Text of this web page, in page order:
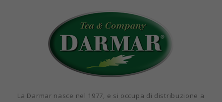
La Darmar nasce nel 1977, e si occupa di distribuzione a